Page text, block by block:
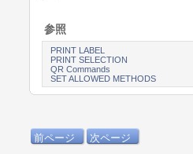
参照
PRINT LABEL
PRINT SELECTION
QR Commands
SET ALLOWED METHODS
前ページ 次ページ